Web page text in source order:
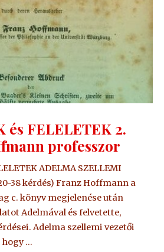
és FELELETEK 2.
professzor
ADELMA SZELLEMI
38 kérdés) Franz Hoffmann a
c. könyv megjelenése után
Adelmával és felvetette,
Adelma szellemi vezetői
…